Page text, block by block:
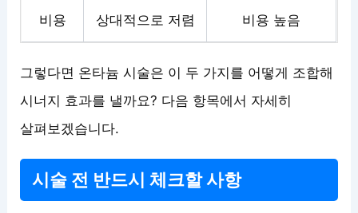
비용 상대적으로 저렴 비용 높음
그렇다면 온타늄 시술은 이 두 가지를 어떻게 조합해
시너지 효과를 낼까요? 다음 항목에서 자세히
살펴보겠습니다.
시술 전 반드시 체크할 사항